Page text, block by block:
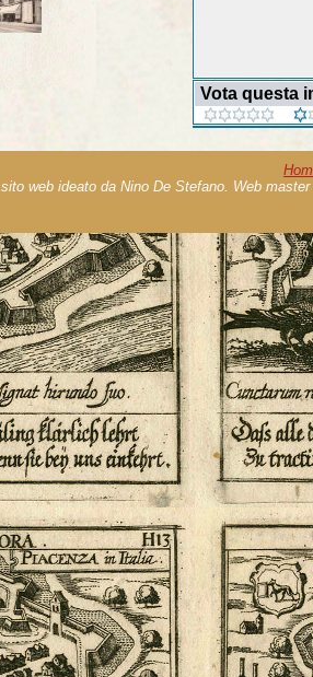
Vota questa
sito web ideato da Nino De Stefano. Web